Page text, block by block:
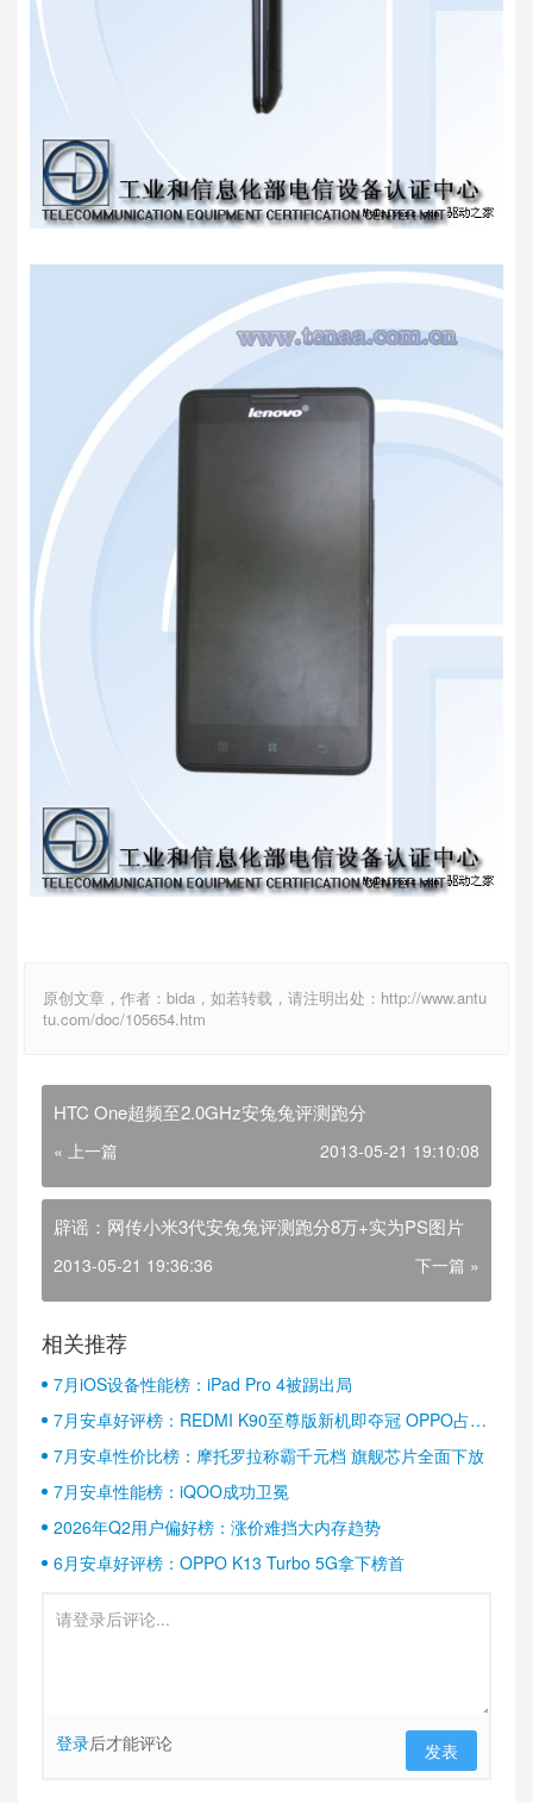
原创文章，作者：bida，如若转载，请注明出处：http://www.antu
tu.com/doc/105654.htm
HTC One超频至2.0GHz安兔兔评测跑分
« 上一篇 2013-05-21 19:10:08
辟谣：网传小米3代安兔兔评测跑分8万+实为PS图片
2013-05-21 19:36:36 下一篇 »
相关推荐
7月iOS设备性能榜：iPad Pro 4被踢出局
7月安卓好评榜：REDMI K90至尊版新机即夺冠 OPPO占据
半壁江山
7月安卓性价比榜：摩托罗拉称霸千元档 旗舰芯片全面下放
7月安卓性能榜：iQOO成功卫冕
2026年Q2用户偏好榜：涨价难挡大内存趋势
6月安卓好评榜：OPPO K13 Turbo 5G拿下榜首
登录后才能评论 发表